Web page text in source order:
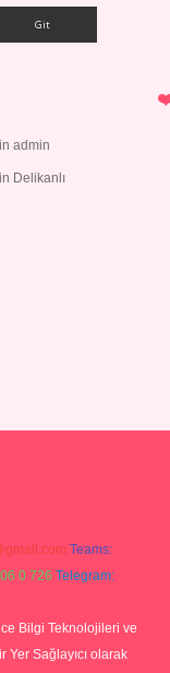
admin
Delikanlı
Teams:
0 726 Telegram:
Bilgi Teknolojileri ve
Yer Sağlayıcı olarak